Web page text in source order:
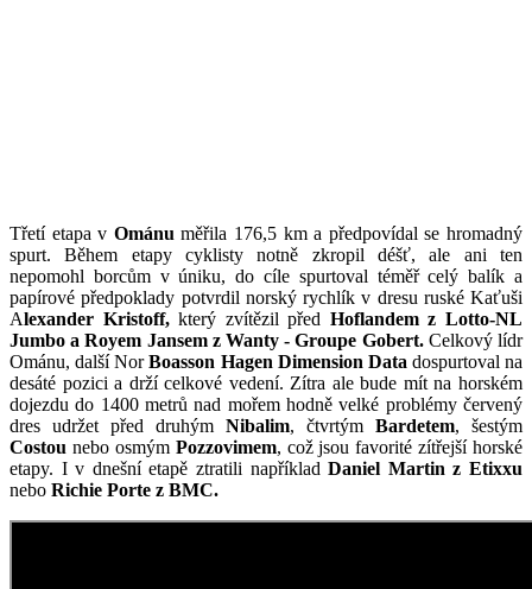
Třetí etapa v Ománu měřila 176,5 km a předpovídal se hromadný
spurt. Během etapy cyklisty notně zkropil déšť, ale ani ten
nepomohl borcům v úniku, do cíle spurtoval téměř celý balík a
papírové předpoklady potvrdil norský rychlík v dresu ruské Kaťuši
Alexander Kristoff,který zvítězil před Hoflandem z Lotto-NL
Jumbo a Royem Jansem z Wanty - Groupe Gobert.Celkový lídr
Ománu, další NorBoasson Hagen Dimension Data dospurtoval na
desáté pozici a drží celkové vedení. Zítra ale bude mít na horském
dojezdu do 1400 metrů nad mořem hodně velké problémy červený
dres udržet před druhým Nibalim, čtvrtým Bardetem, šestým
Costou nebo osmým Pozzovimem, což jsou favorité zítřejší horské
etapy. I v dnešní etapě ztratili napříkladDaniel Martin z Etixxu
nebo Richie Porte z BMC.